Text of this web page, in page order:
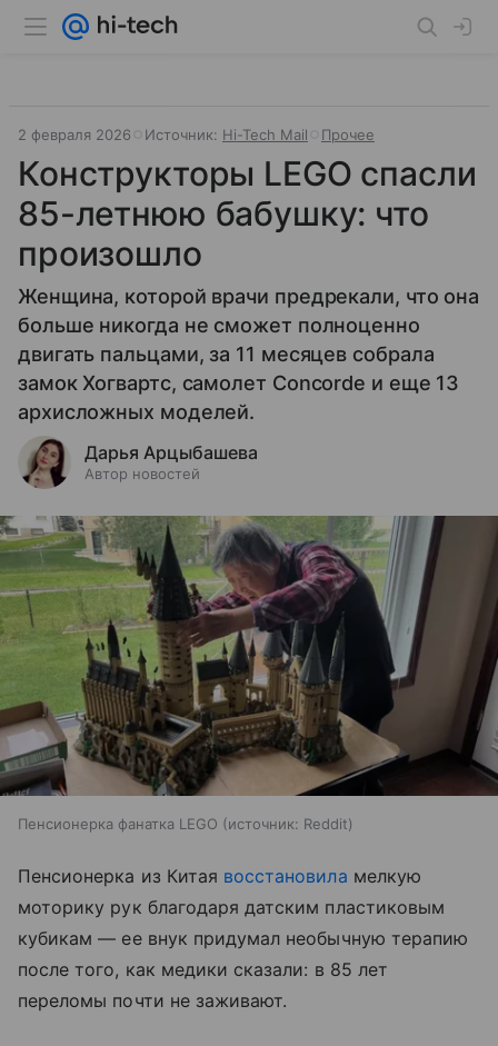
2 февраля 2026 Источник: Hi-Tech Mail Прочее
Конструкторы LEGO спасли
85-летнюю бабушку: что
произошло
Женщина, которой врачи предрекали, что она
больше никогда не сможет полноценно
двигать пальцами, за 11 месяцев собрала
замок Хогвартс, самолет Concorde и еще 13
архисложных моделей.
Дарья Арцыбашева
Автор новостей
Пенсионерка фанатка LEGO источник: Reddit
Пенсионерка из Китая восстановила мелкую
моторику рук благодаря датским пластиковым
кубикам — ее внук придумал необычную терапию
после того, как медики сказали: в 85 лет
переломы почти не заживают.